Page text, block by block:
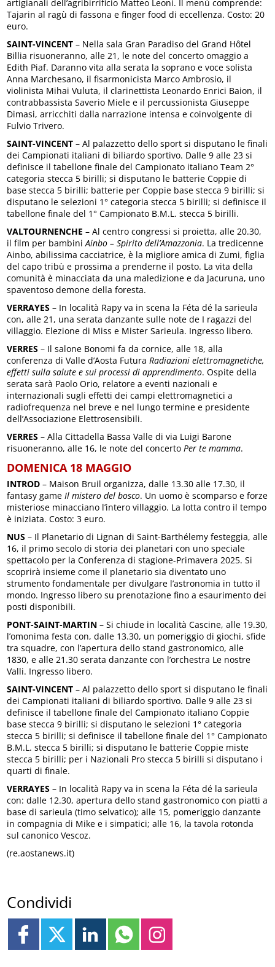
artigianali dell’agribirrificio Matteo Leoni. Il menù comprende:
Tajarin al ragù di fassona e finger food di eccellenza. Costo: 20
euro.
SAINT-VINCENT – Nella sala Gran Paradiso del Grand Hôtel
Billia risuoneranno, alle 21, le note del concerto omaggio a
Edith Piaf. Daranno vita alla serata la soprano e voce solista
Anna Marchesano, il fisarmonicista Marco Ambrosio, il
violinista Mihai Vuluta, il clarinettista Leonardo Enrici Baion, il
contrabbassista Saverio Miele e il percussionista Giuseppe
Dimasi, arricchiti dalla narrazione intensa e coinvolgente di
Fulvio Trivero.
SAINT-VINCENT – Al palazzetto dello sport si disputano le finali
dei Campionati italiani di biliardo sportivo. Dalle 9 alle 23 si
definisce il tabellone finale del Campionato italiano Team 2°
categoria stecca 5 birilli; si disputano le batterie Coppie di
base stecca 5 birilli; batterie per Coppie base stecca 9 birilli; si
disputano le selezioni 1° categoria stecca 5 birilli; si definisce il
tabellone finale del 1° Campionato B.M.L. stecca 5 birilli.
VALTOURNENCHE – Al centro congressi si proietta, alle 20.30,
il film per bambiniAinbo – Spirito dell’Amazzonia. La tredicenne
Ainbo, abilissima cacciatrice, è la migliore amica di Zumi, figlia
del capo tribù e prossima a prenderne il posto. La vita della
comunità è minacciata da una maledizione e da Jacuruna, uno
spaventoso demone della foresta.
VERRAYES – In località Rapy va in scena la Féta dé la sarieula
con, alle 21, una serata danzante sulle note de I ragazzi del
villaggio. Elezione di Miss e Mister Sarieula. Ingresso libero.
VERRES – Il salone Bonomi fa da cornice, alle 18, alla
conferenza di Valle d’Aosta Futura Radiazioni elettromagnetiche,
effetti sulla salute e sui processi di apprendimento. Ospite della
serata sarà Paolo Orio, relatore a eventi nazionali e
internazionali sugli effetti dei campi elettromagnetici a
radiofrequenza nel breve e nel lungo termine e presidente
dell’Associazione Elettrosensibili.
VERRES – Alla Cittadella Bassa Valle di via Luigi Barone
risuoneranno, alle 16, le note del concerto Per te mamma.
DOMENICA 18 MAGGIO
INTROD – Maison Bruil organizza, dalle 13.30 alle 17.30, il
fantasy game Il mistero del bosco. Un uomo è scomparso e forze
misteriose minacciano l’intero villaggio. La lotta contro il tempo
è iniziata. Costo: 3 euro.
NUS – Il Planetario di Lignan di Saint-Barthélemy festeggia, alle
16, il primo secolo di storia dei planetari con uno speciale
spettacolo per la Conferenza di stagione-Primavera 2025. Si
scoprirà insieme come il planetario sia diventato uno
strumento fondamentale per divulgare l’astronomia in tutto il
mondo. Ingresso libero su prenotazione fino a esaurimento dei
posti disponibili.
PONT-SAINT-MARTIN – Si chiude in località Cascine, alle 19.30,
l’omonima festa con, dalle 13.30, un pomeriggio di giochi, sfide
tra squadre, con l’apertura dello stand gastronomico, alle
1830, e alle 21.30 serata danzante con l’orchestra Le nostre
Valli. Ingresso libero.
SAINT-VINCENT – Al palazzetto dello sport si disputano le finali
dei Campionati italiani di biliardo sportivo. Dalle 9 alle 23 si
definisce il tabellone finale del Campionato italiano Coppie
base stecca 9 birilli; si disputano le selezioni 1° categoria
stecca 5 birilli; si definisce il tabellone finale del 1° Campionato
B.M.L. stecca 5 birilli; si disputano le batterie Coppie miste
stecca 5 birilli; per i Nazionali Pro stecca 5 birilli si disputano i
quarti di finale.
VERRAYES – In località Rapy va in scena la Féta dé la sarieula
con: dalle 12.30, apertura dello stand gastronomico con piatti a
base di sarieula (timo selvatico); alle 15, pomeriggio danzante
in compagnia di Mike e i simpatici; alle 16, la tavola rotonda
sul canonico Vescoz.
(re.aostanews.it)
Condividi